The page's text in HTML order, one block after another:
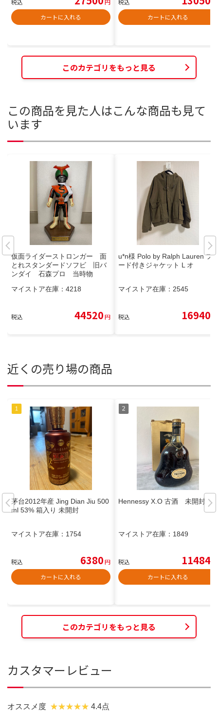
税込
円
カートに入れる
税込
カートに入れる
このカテゴリをもっと見る
この商品を見た人はこんな商品も見て
います
仮面ライダーストロンガー 面
とれスタンダードソフビ 旧バ
ンダイ 石森プロ 当時物
マイストア在庫： 4218
税込 44520円
u*n様 Polo by Ralph Lauren フ
ード付きジャケット L オ
マイストア在庫： 2545
税込 16940
近くの売り場の商品
茅台2012年産 Jing Dian Jiu 500
ml 53% 箱入り 未開封
マイストア在庫： 1754
税込 6380円
カートに入れる
Hennessy X.O 古酒 未開封
マイストア在庫： 1849
税込 11484
カートに入れる
このカテゴリをもっと見る
カスタマーレビュー
オススメ度 4.4点